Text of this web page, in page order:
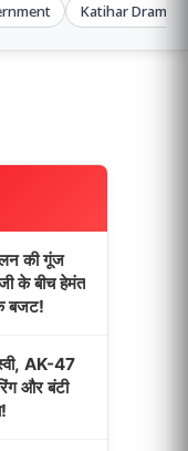
Katihar Drama
की गूंज
के बीच हेमंत
बजट!
AK-47
और बंटी